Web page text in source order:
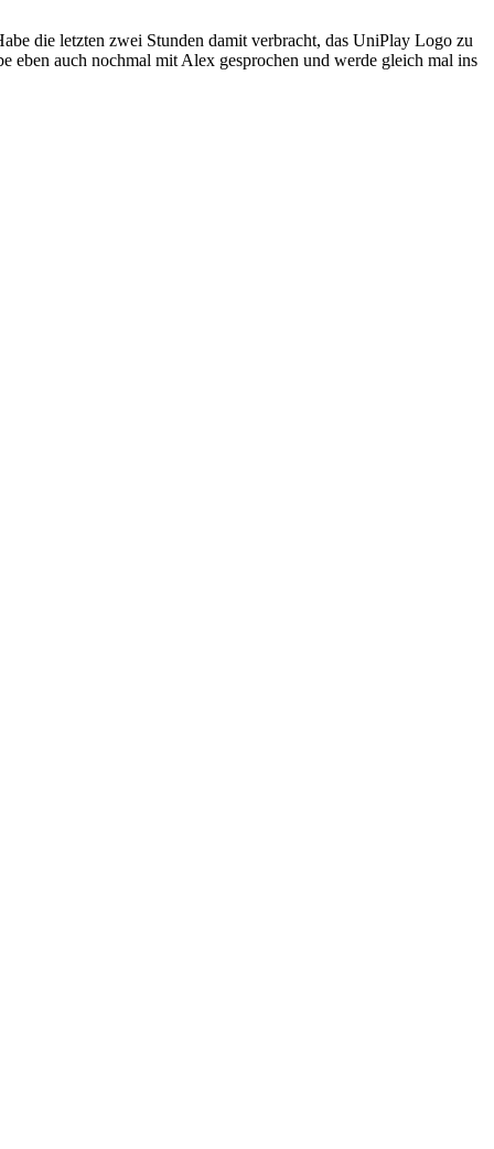
die letzten zwei Stunden damit verbracht, das UniPlay Logo zu
eben auch nochmal mit Alex gesprochen und werde gleich mal ins